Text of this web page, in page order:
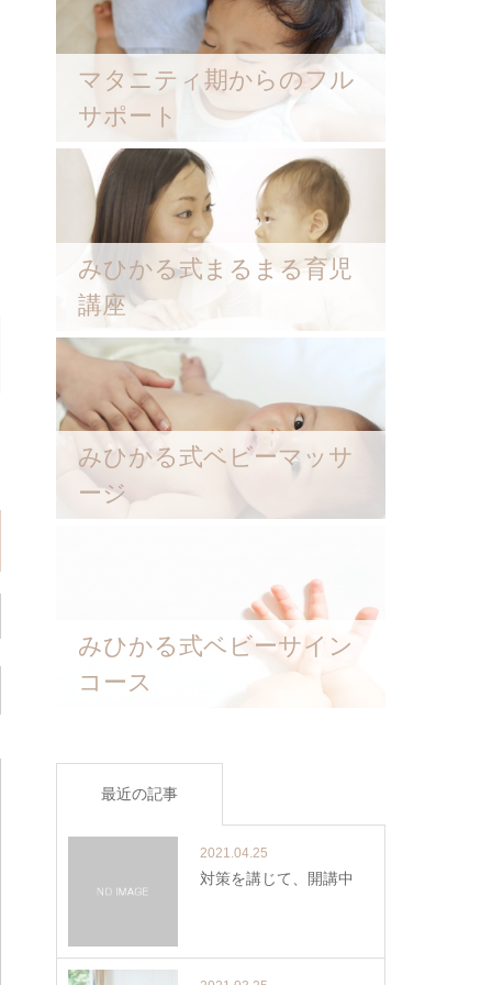
マタニティ期からのフル
サポート
みひかる式まるまる育児
講座
みひかる式ベビーマッサ
ージ
みひかる式ベビーサイン
コース
最近の記事
2021.04.25
対策を講じて、開講中